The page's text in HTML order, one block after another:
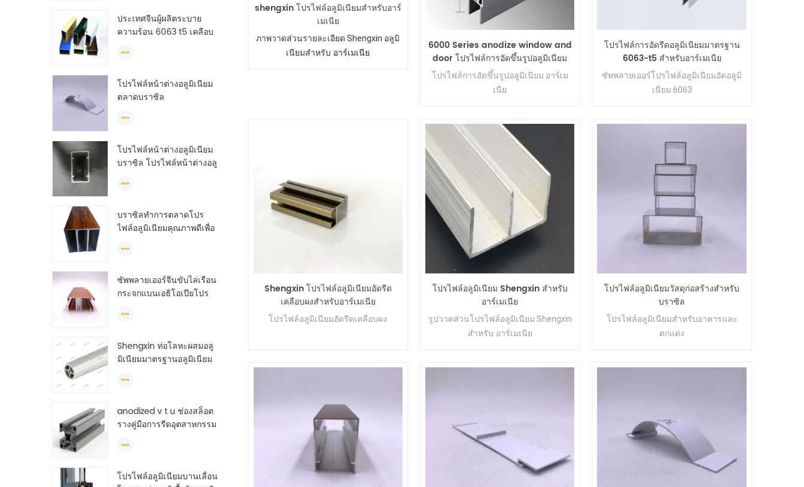
ประเทศจีนผู้ผลิตระบาย
ความร้อน 6063 t5 เคลือบ
ขึ้นรูปรายละเอียด
โปรไฟล์หน้าต่างอลูมิเนียม
ตลาดบราซิล
โปรไฟล์หน้าต่างอลูมิเนียม
บราซิล โปรไฟล์หน้าต่างอลู
บราซิลทำการตลาดโปร
ไฟล์อลูมิเนียมคุณภาพดีเพื่อ
ซัพพลายเออร์จีนขับไล่เรือน
กระจกแบนเอธิโอเปียโปร
Shengxin ท่อโลหะผสมอลู
มิเนียมมาตรฐานอลูมิเนียม
anodized v t u ช่องสล็อต
รางคู่มือการรีดอุตสาหกรรม
โปรไฟล์อลูมิเนียมบานเลื่อน
shengxin โปรไฟล์อลูมิเนียมสำหรับอาร์
เมเนีย
ภาพวาดส่วนรายละเอียด Shengxin อลูมิ
เนียมสำหรับ อาร์เมเนีย
6000 Series anodize window and
door โปรไฟล์การอัดขึ้นรูปอลูมิเนียม
อาร์เมเนีย
โปรไฟล์การอัดขึ้นรูปอลูมิเนียม อาร์เม
เนีย
โปรไฟล์การอัดรีดอลูมิเนียมมาตรฐาน
6063-t5 สำหรับอาร์เมเนีย
ซัพพลายเออร์โปรไฟล์อลูมิเนียมอัดอลูมิ
เนียม 6063
Shengxin โปรไฟล์อลูมิเนียมอัดรีด
เคลือบผงสำหรับอาร์เมเนีย
โปรไฟล์อลูมิเนียมอัดรีดเคลือบผง
โปรไฟล์อลูมิเนียม Shengxin สำหรับ
อาร์เมเนีย
รูปวาดส่วนโปรไฟล์อลูมิเนียม Shengxin
สำหรับ อาร์เมเนีย
โปรไฟล์อลูมิเนียมวัสดุก่อสร้างสำหรับ
บราซิล
โปรไฟล์อลูมิเนียมสำหรับอาคารและ
ตกแต่ง